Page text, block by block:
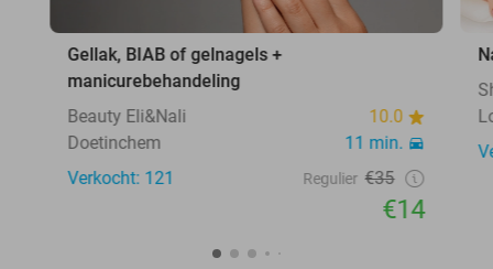
Gellak, BIAB of gelnagels +
manicurebehandeling
Beauty Eli&Nali
10.0
Doetinchem
11 min.
Verkocht: 121
Regulier €35
€14